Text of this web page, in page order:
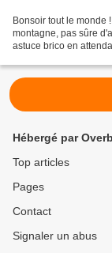
Bonsoir tout le monde
montagne, pas sûre
astuce brico en
Hébergé par
Top articles
Pages
Contact
Signaler un abus